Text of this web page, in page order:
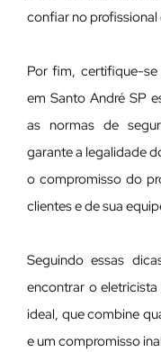
confiar no
Por fim, certifique-
em Santo André SP
as normas de
garante a legalidade
o compromisso do
clientes e de sua
Seguindo essas
encontrar o
ideal, que combine
e um compromisso